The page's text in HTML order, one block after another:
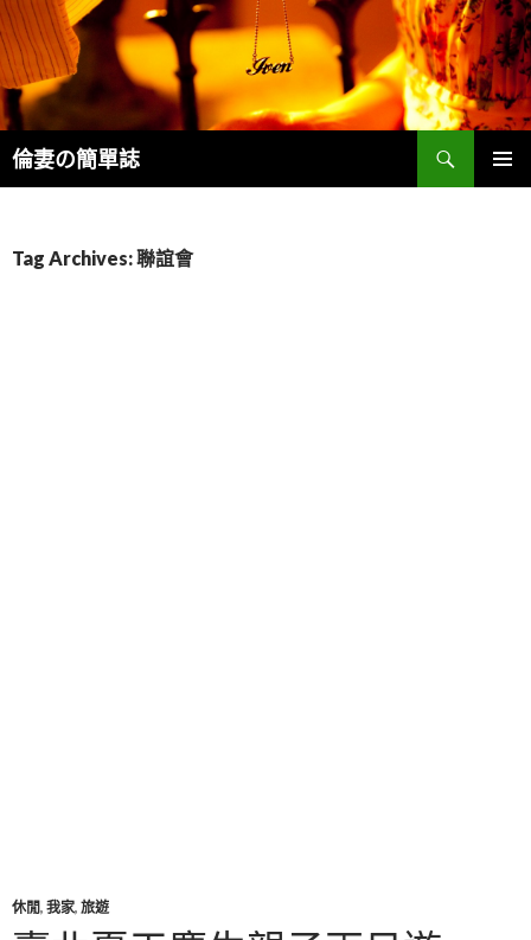
倫妻の簡單誌
Search
Tag Archives: 聯誼會
休閒, 我家, 旅遊